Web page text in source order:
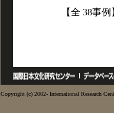
【全 38事例
Copyright (c) 2002- International Research